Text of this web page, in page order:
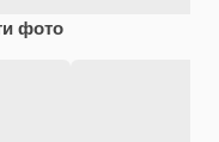
фото